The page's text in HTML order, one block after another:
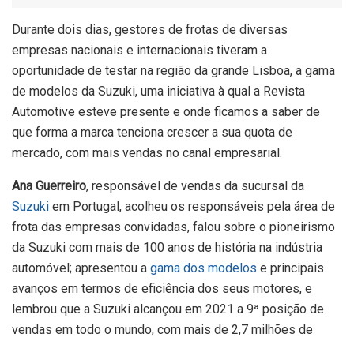
Durante dois dias, gestores de frotas de diversas
empresas nacionais e internacionais tiveram a
oportunidade de testar na região da grande Lisboa, a gama
de modelos da Suzuki, uma iniciativa à qual a Revista
Automotive esteve presente e onde ficamos a saber de
que forma a marca tenciona crescer a sua quota de
mercado, com mais vendas no canal empresarial.
Ana Guerreiro, responsável de vendas da sucursal da
Suzuki em Portugal, acolheu os responsáveis pela área de
frota das empresas convidadas, falou sobre o pioneirismo
da Suzuki com mais de 100 anos de história na indústria
automóvel; apresentou a gama dos modelos e principais
avanços em termos de eficiência dos seus motores, e
lembrou que a Suzuki alcançou em 2021 a 9ª posição de
vendas em todo o mundo, com mais de 2,7 milhões de